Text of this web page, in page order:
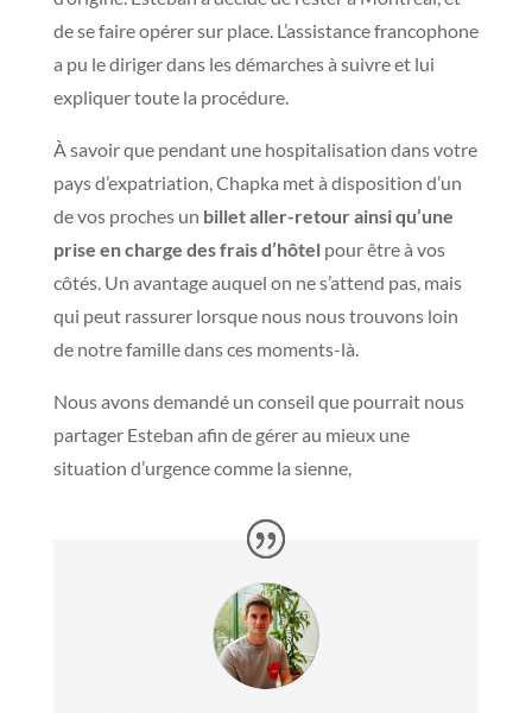
de se faire opérer sur place. L’assistance francophone
a pu le diriger dans les démarches à suivre et lui
expliquer toute la procédure.
À savoir que pendant une hospitalisation dans votre
pays d’expatriation, Chapka met à disposition d’un
de vos proches un billet aller-retour ainsi qu’une
prise en charge des frais d’hôtel pour être à vos
côtés. Un avantage auquel on ne s’attend pas, mais
qui peut rassurer lorsque nous nous trouvons loin
de notre famille dans ces moments-là.
Nous avons demandé un conseil que pourrait nous
partager Esteban afin de gérer au mieux une
situation d’urgence comme la sienne,